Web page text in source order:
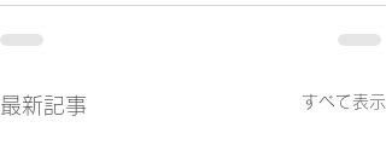
最新記事 すべて表示